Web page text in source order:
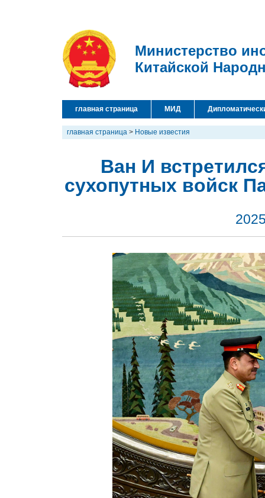
Министерство
Китайской
главная страница МИД
главная страница > Новые известия
Ван И
сухопутных войск